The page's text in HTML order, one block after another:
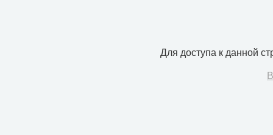
Для доступа к данной